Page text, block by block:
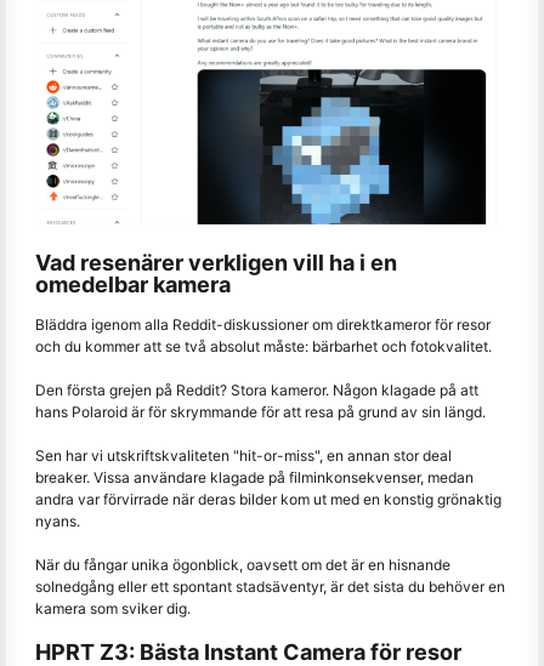
Vad resenärer verkligen vill ha i en
omedelbar kamera
Bläddra igenom alla Reddit-diskussioner om direktkameror för resor
och du kommer att se två absolut måste: bärbarhet och fotokvalitet.
Den första grejen på Reddit? Stora kameror. Någon klagade på att
hans Polaroid är för skrymmande för att resa på grund av sin längd.
Sen har vi utskriftskvaliteten "hit-or-miss", en annan stor deal
breaker. Vissa användare klagade på filminkonsekvenser, medan
andra var förvirrade när deras bilder kom ut med en konstig grönaktig
nyans.
När du fångar unika ögonblick, oavsett om det är en hisnande
solnedgång eller ett spontant stadsäventyr, är det sista du behöver en
kamera som sviker dig.
HPRT Z3: Bästa Instant Camera för resor